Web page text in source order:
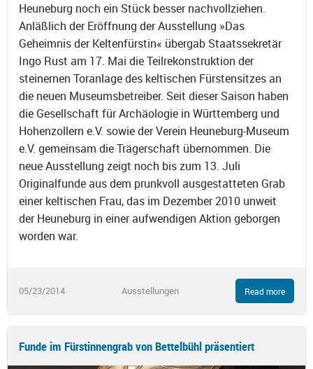
Heuneburg noch ein Stück besser nachvollziehen.
Anläßlich der Eröffnung der Ausstellung »Das
Geheimnis der Keltenfürstin« übergab Staatssekretär
Ingo Rust am 17. Mai die Teilrekonstruktion der
steinernen Toranlage des keltischen Fürstensitzes an
die neuen Museumsbetreiber. Seit dieser Saison haben
die Gesellschaft für Archäologie in Württemberg und
Hohenzollern e.V. sowie der Verein Heuneburg-Museum
e.V. gemeinsam die Trägerschaft übernommen. Die
neue Ausstellung zeigt noch bis zum 13. Juli
Originalfunde aus dem prunkvoll ausgestatteten Grab
einer keltischen Frau, das im Dezember 2010 unweit
der Heuneburg in einer aufwendigen Aktion geborgen
worden war.
05/23/2014 Ausstellungen Read more
Funde im Fürstinnengrab von Bettelbühl präsentiert